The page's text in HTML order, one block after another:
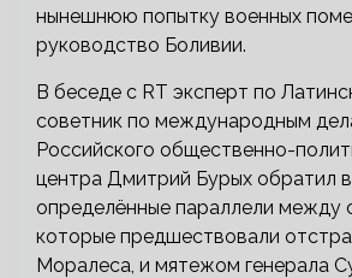
нынешнюю попытку военных
руководство Боливии.
В беседе с RT эксперт по
советник по международным
Российского общественно-
центра Дмитрий Бурых обратил
определённые параллели между
которые предшествовали
Моралеса, и мятежом генерала